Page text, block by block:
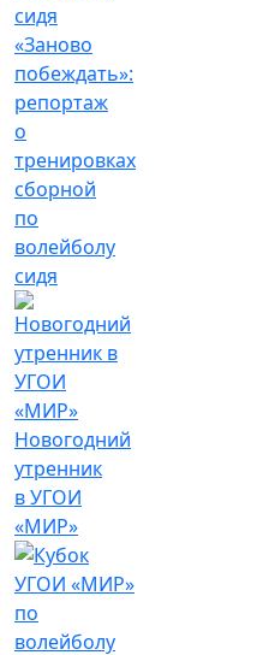
«Заново
побеждать»:
репортаж
о
тренировках
сборной
по
волейболу
сидя
Новогодний
утренник
в УГОИ
«МИР»